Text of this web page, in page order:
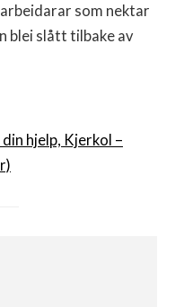
som nektar
blei slått tilbake av
hjelp, Kjerkol –